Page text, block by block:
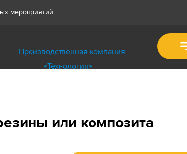
мероприятий
или композита